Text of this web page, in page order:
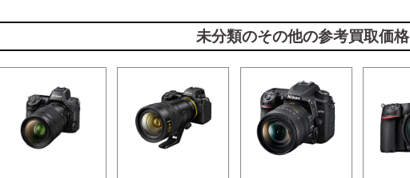
未分類のその他の参考買取価格